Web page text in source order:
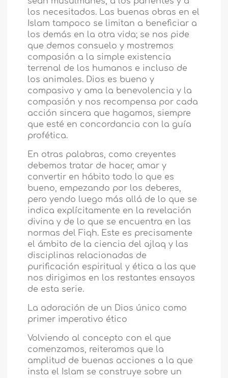
los necesitados. Las buenas obras en el
Islam tampoco se limitan a beneficiar a
los demás en la otra vida; se nos pide
que demos consuelo y mostremos
compasión a la simple existencia
terrenal de los humanos e incluso de
los animales. Dios es bueno y
compasivo y ama la benevolencia y la
compasión y nos recompensa por cada
acción sincera que hagamos, siempre
que esté en concordancia con la guía
profética.
En otras palabras, como creyentes
debemos tratar de hacer, amar y
convertir en hábito todo lo que es
bueno, empezando por los deberes,
pero yendo luego más allá de lo que se
indica explícitamente en la revelación
divina y de lo que se encuentra en las
normas del Fiqh. Este es precisamente
el ámbito de la ciencia del ajlaq y las
disciplinas relacionadas de
purificación espiritual y ética a las que
nos dirigimos en los restantes ensayos
de esta serie.
La adoración de un Dios único como
primer imperativo ético
Volviendo al concepto con el que
comenzamos, reiteramos que la
amplitud de buenas acciones a la que
insta el Islam se construye sobre un